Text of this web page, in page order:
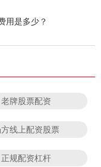
用是多少？
老牌股票配资
线上配资股票
正规配资杠杆